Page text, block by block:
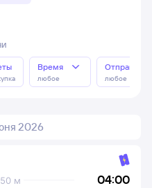
Время
любое любое
2026
04:00
м